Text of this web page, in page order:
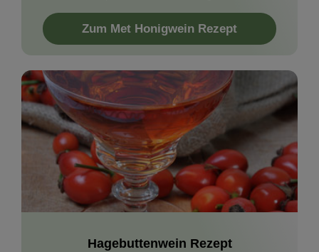
Zum Met Honigwein Rezept
Hagebuttenwein Rezept